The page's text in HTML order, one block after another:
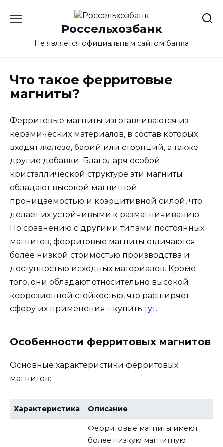
Россельхозбанк
Не является официальным сайтом банка
Что такое ферритовые
магниты?
Ферритовые магниты изготавливаются из
керамических материалов, в состав которых
входят железо, барий или стронций, а также
другие добавки. Благодаря особой
кристаллической структуре эти магниты
обладают высокой магнитной
проницаемостью и коэрцитивной силой, что
делает их устойчивыми к размагничиванию.
По сравнению с другими типами постоянных
магнитов, ферритовые магниты отличаются
более низкой стоимостью производства и
доступностью исходных материалов. Кроме
того, они обладают относительно высокой
коррозионной стойкостью, что расширяет
сферу их применения – купитьтут.
Особенности ферритовых магнитов
Основные характеристики ферритовых
магнитов:
Характеристика Описание
Ферритовые магниты имеют
более низкую магнитную